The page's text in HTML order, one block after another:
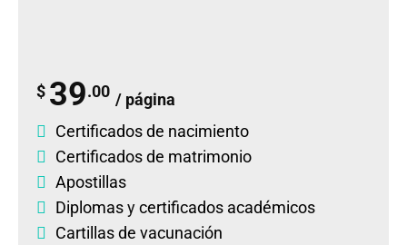
$ 39.00 / página
Certificados de nacimiento
Certificados de matrimonio
Apostillas
Diplomasycertificados académicos
Cartillas de vacunación